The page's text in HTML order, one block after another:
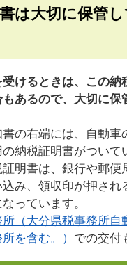
は大切に保管し
けるときは、この納
あるので、大切に保
の右端には、自動車
納税証明書がついて
証明書は、銀行や郵便
み、領収印が押され
っています。
所（大分県税事務所自
を含む。） での交付